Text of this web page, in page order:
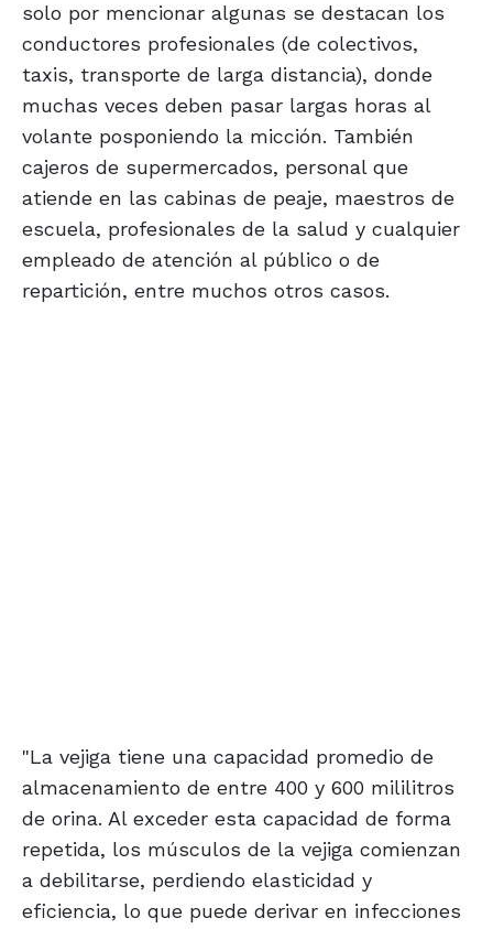
solo por mencionar algunas se destacan los
conductores profesionales (de colectivos,
taxis, transporte de larga distancia), donde
muchas veces deben pasar largas horas al
volante posponiendo la micción. También
cajeros de supermercados, personal que
atiende en las cabinas de peaje, maestros de
escuela, profesionales de la salud y cualquier
empleado de atención al público o de
repartición, entre muchos otros casos.
"La vejiga tiene una capacidad promedio de
almacenamiento de entre 400 y 600 mililitros
de orina. Al exceder esta capacidad de forma
repetida, los músculos de la vejiga comienzan
a debilitarse, perdiendo elasticidad y
eficiencia, lo que puede derivar en infecciones